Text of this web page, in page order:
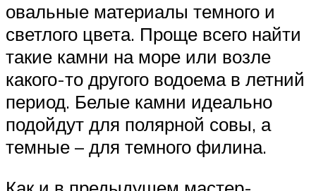
овальные материалы темного и
светлого цвета. Проще всего найти
такие камни на море или возле
какого-то другого водоема в летний
период. Белые камни идеально
подойдут для полярной совы, а
темные – для темного филина.